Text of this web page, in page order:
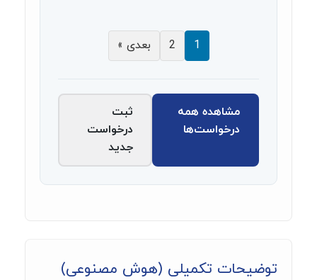
1
2 بعدی »
مشاهده همه
درخواست‌ها
ثبت
درخواست
جدید
توضیحات تکمیلی (هوش مصنوعی)